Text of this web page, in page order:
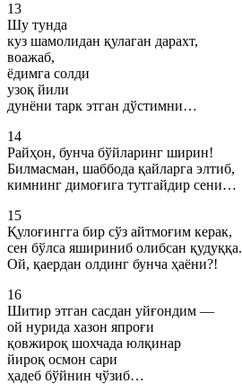
13
Шу тунда
куз шамолидан қулаган дарахт,
воажаб,
ёдимга солди
узоқ йили
дунёни тарк этган дўстимни…
14
Райҳон, бунча бўйларинг ширин!
Билмасман, шаббода қайларга элтиб,
кимнинг димоғига тутгайдир сени…
15
Қулоғингга бир сўз айтмоғим керак,
сен бўлса яшириниб олибсан қудуққа.
Ой, қаердан олдинг бунча ҳаёни?!
16
Шитир этган сасдан уйғондим —
ой нурида хазон япроғи
қовжироқ шохчада юлқинар
йироқ осмон сари
ҳадеб бўйнин чўзиб…